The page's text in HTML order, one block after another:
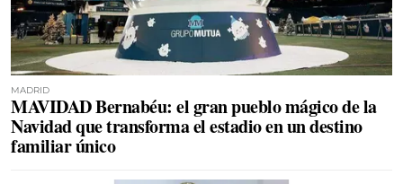
MADRID
MAVIDAD Bernabéu: el gran pueblo mágico de la
Navidad que transforma el estadio en un destino
familiar único